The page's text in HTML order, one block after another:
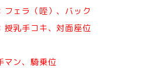
フェラ（咥）、バック
授乳手コキ、対面座位
マン、騎乗位